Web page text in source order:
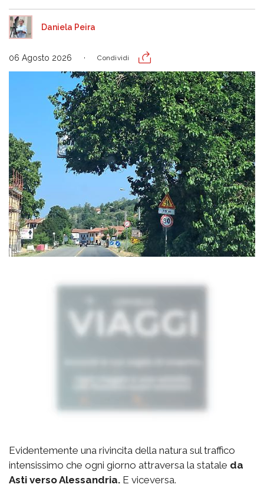
Daniela Peira
06 Agosto 2026 Condividi
Evidentemente una rivincita della natura sul traffico
intensissimo che ogni giorno attraversa la statale da
Asti verso Alessandria. E viceversa.